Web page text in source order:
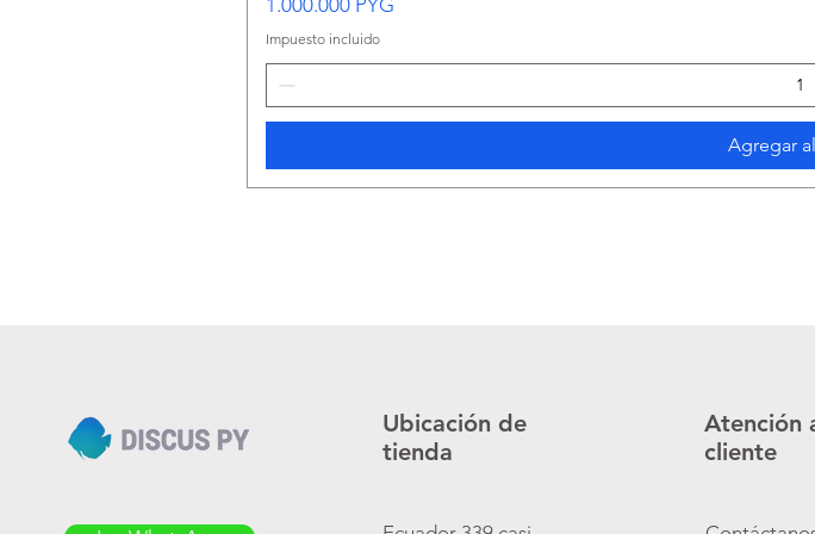
Impuesto incluido
Agregar
Ubicación de
tienda
Atención
cliente